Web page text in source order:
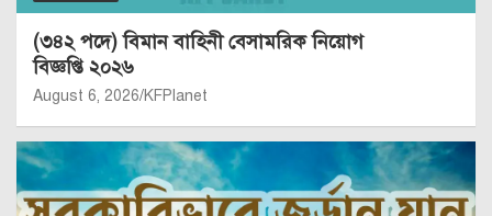
(৩৪২ পদে) বিমান বাহিনী বেসামরিক নিয়োগ
বিজ্ঞপ্তি ২০২৬
August 6, 2026 KFPlanet